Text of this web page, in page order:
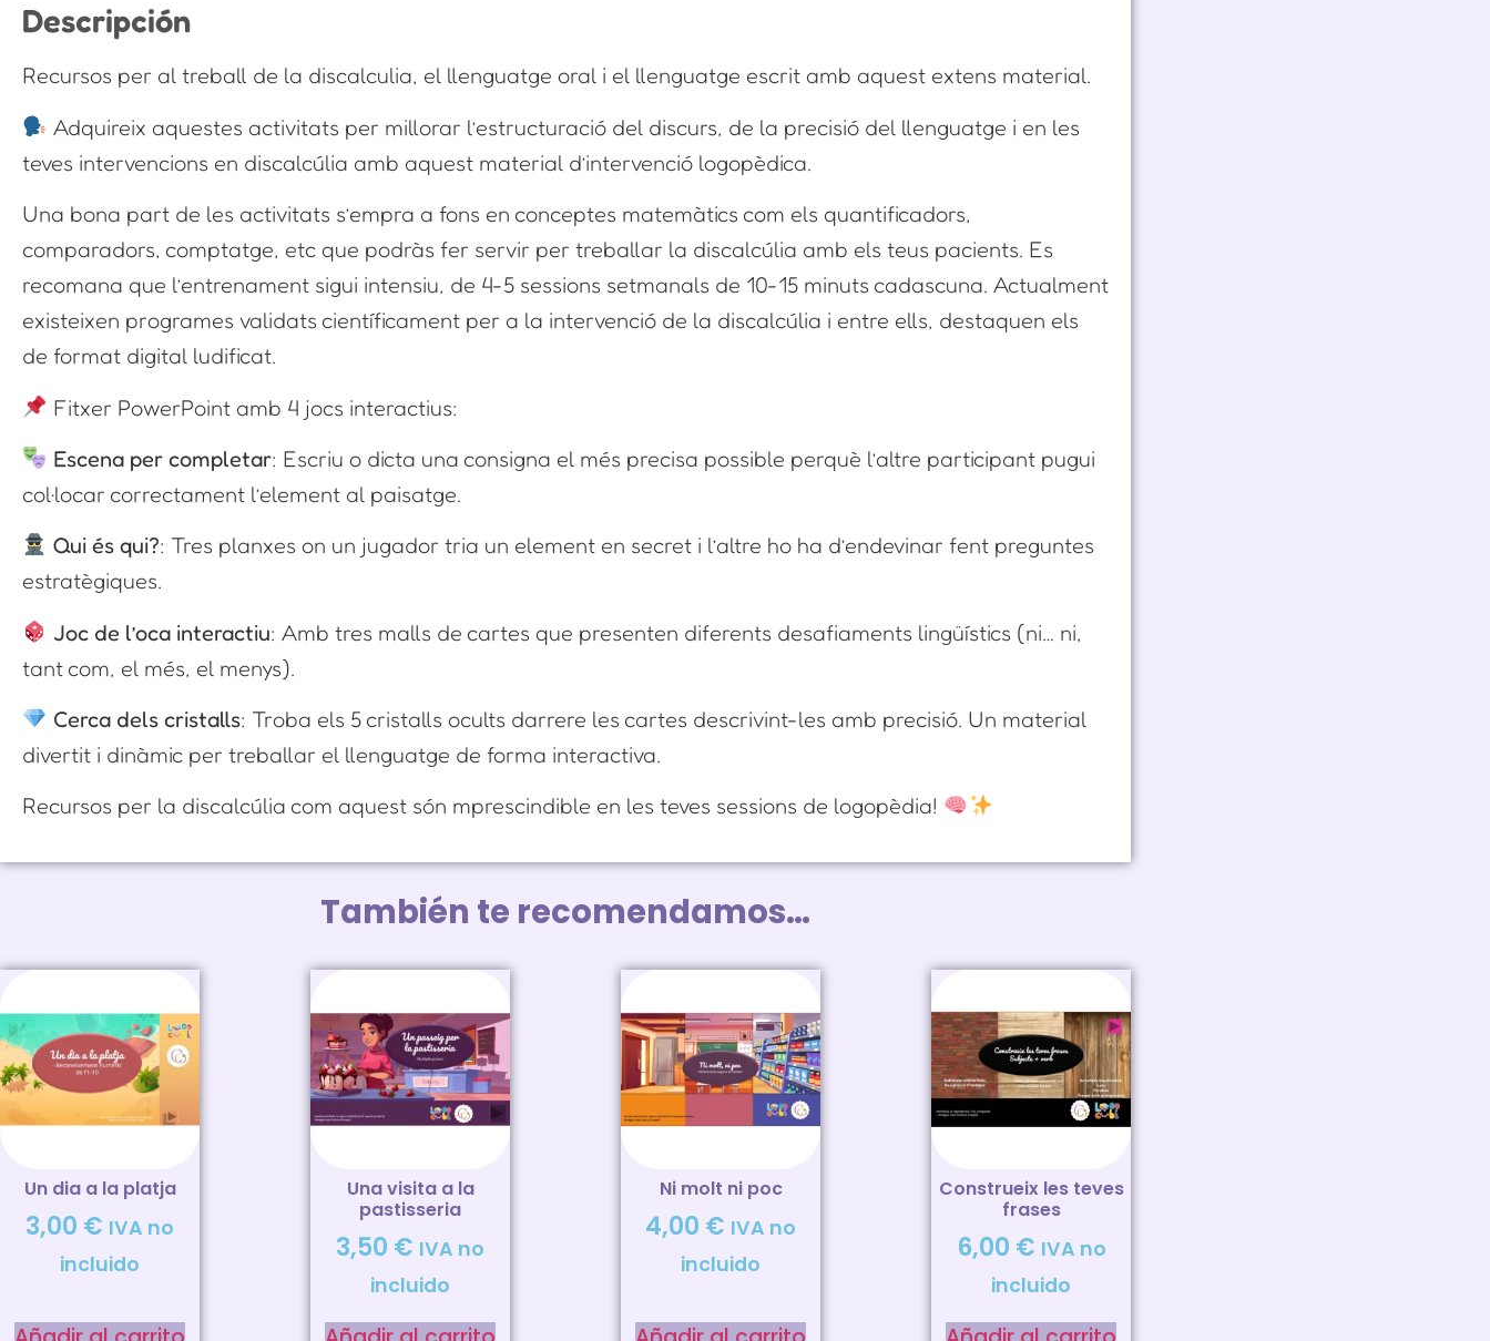
Descripción
Recursos per al treball de la discalculia, el llenguatge oral i el llenguatge escrit amb aquest extens material.
Adquireix aquestes activitats per millorar l’estructuració del discurs, de la precisió del llenguatge i en les
teves intervencions en discalcúlia amb aquest material d’intervenció logopèdica.
Una bona part de les activitats s’empra a fons en conceptes matemàtics com els quantificadors,
comparadors, comptatge, etc que podràs fer servir per treballar la discalcúlia amb els teus pacients. Es
recomana que l’entrenament sigui intensiu, de 4-5 sessions setmanals de 10-15 minuts cadascuna. Actualment
existeixen programes validats científicament per a la intervenció de la discalcúlia i entre ells, destaquen els
de format digital ludificat.
Fitxer PowerPoint amb 4 jocs interactius:
Escena per completar: Escriu o dicta una consigna el més precisa possible perquè l’altre participant pugui
col·locar correctament l’element al paisatge.
Qui és qui?: Tres planxes on un jugador tria un element en secret i l’altre ho ha d’endevinar fent preguntes
estratègiques.
Joc de l’oca interactiu: Amb tres malls de cartes que presenten diferents desafiaments lingüístics (ni… ni,
tant com, el més, el menys).
Cerca dels cristalls: Troba els 5 cristalls ocults darrere les cartes descrivint-les amb precisió. Un material
divertit i dinàmic per treballar el llenguatge de forma interactiva.
Recursos per la discalcúlia com aquest són mprescindible en les teves sessions de logopèdia!
También te recomendamos…
Un dia a la platja
3,00 € IVA no
incluido
Una visita a la
pastisseria
3,50 € IVA no
incluido
Ni molt ni poc
4,00 € IVA no
incluido
Construeix les teves
frases
6,00 € IVA no
incluido